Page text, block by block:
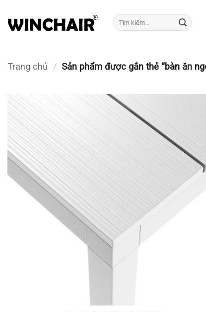
qua
Tìm
kiếm:
Trang chủ / Sản phẩm được gắn thẻ “bàn ăn